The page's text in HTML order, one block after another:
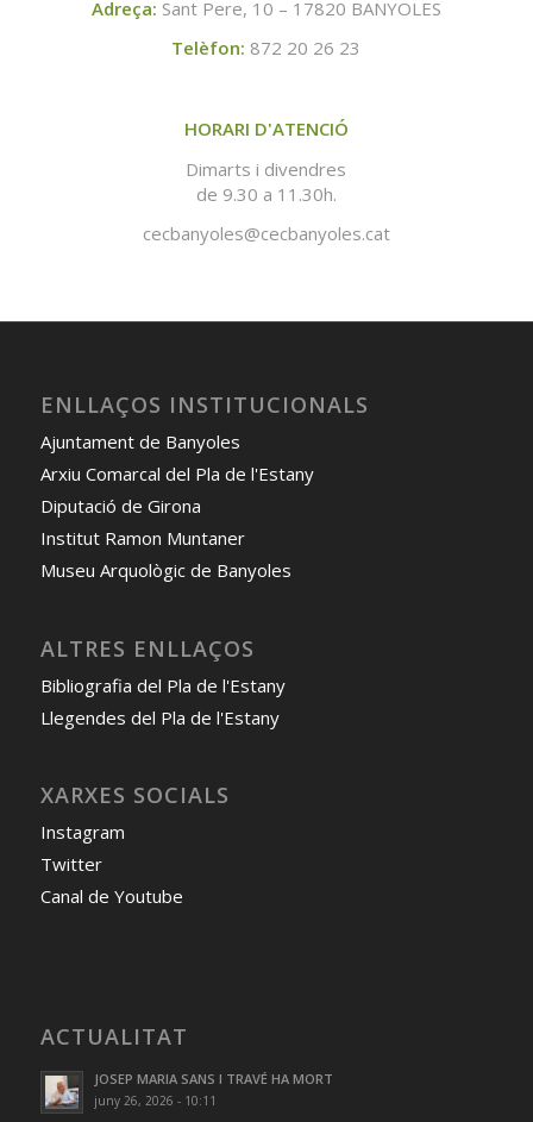
Adreça: Sant Pere, 10 – 17820 BANYOLES
Telèfon: 872 20 26 23
HORARI D'ATENCIÓ
Dimarts i divendres
de 9.30 a 11.30h.
cecbanyoles@cecbanyoles.cat
ENLLAÇOS INSTITUCIONALS
Ajuntament de Banyoles
Arxiu Comarcal del Pla de l'Estany
Diputació de Girona
Institut Ramon Muntaner
Museu Arquològic de Banyoles
ALTRES ENLLAÇOS
Bibliografia del Pla de l'Estany
Llegendes del Pla de l'Estany
XARXES SOCIALS
Instagram
Twitter
Canal de Youtube
ACTUALITAT
JOSEP MARIA SANS I TRAVÉ HA MORT
juny 26, 2026 - 10:11